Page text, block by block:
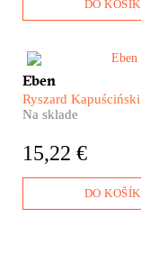
DO
Vďaka
Eben pochopíme,
má v Afrike hrsť
bojovať o holý život.
Eben
Ryszard Kapuściński
Na sklade
15,22 €
DO